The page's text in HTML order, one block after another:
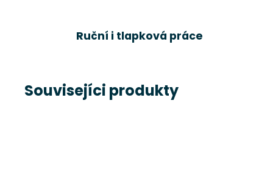
Ruční i tlapková práce
Souvisejíci produkty